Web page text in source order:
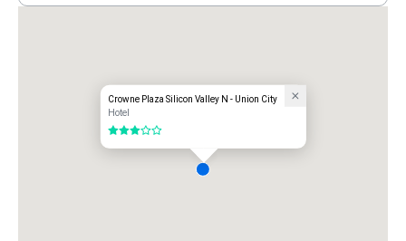
Crowne Plaza Silicon Valley N - Union City
Hotel
3 von 5